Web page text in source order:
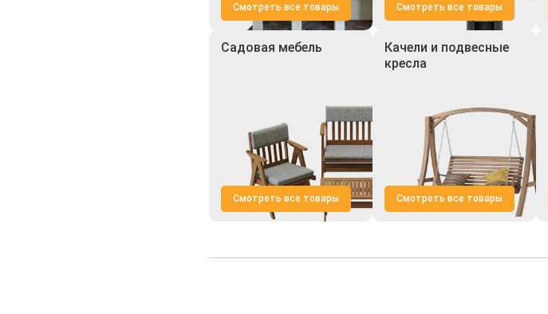
Смотреть все товары Смотреть все товары
Садовая мебель
Смотреть все товары
Качели и подвесные
кресла
Смотреть все товары